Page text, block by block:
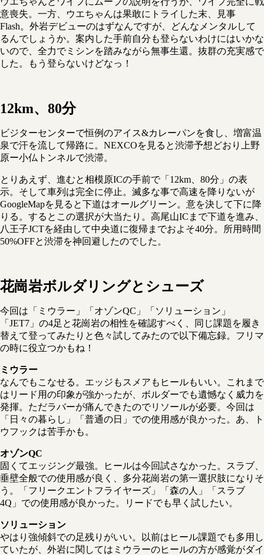
意喪失。一方、ウエちゃんは果敢にトライした末、見事
Flash。外岩デビューのはずなんですが、どんなメンタルして
るんでしょうか。案内した手前自分も登らないわけにはいかな
いので、全力でミシンを踏みながら無事生還。抜群の充実感で
した。もう登らないけどなっ！
12km、80分
ビジターセンターで恒例のアイス&カレーパンを食し、増富温
泉で汗を流して帰路に。NEXCOを見ると渋滞予想どおり上野
原ー小仏トンネルで渋滞。
とりあえず、進むと相模原ICの手前で「12km、80分」の表
示。そして車列は完全に停止。滅多な事で高速を降りないが
GoogleMapを見ると下道はオールグリーン。意を決して下に降
りる。するとこの選択が大当たり。高尾山ICまで下道を進み、
八王子JCTを経由して中央道に復帰までおよそ40分。所用時間
50%OFFと渋滞を神回避したのでした。
花崗岩ボルダリングとシューズ
今回は「ミウラー」「オゾンQC」「ソリューション」
「JET7」の4足と花崗岩の相性を確認すべく、同じ課題を履き
替えて登ってみたりと色々試してみたので以下備忘録。フリマ
の時に役立つかもね！
ミウラー
なんでもこなせる。エッジもスメアもヒールもいい。これまで
はリード用の印象が強かったが、ボルダーでも遺憾なく威力を
発揮。ただラバーが痛んできたのでリソールが必要。今回は
「日々の暮らし」「普通の日」での使用感が良かった。あ、ト
ウフックは苦手かも。
オゾンQC
固くてエッジング最強。ヒールは今回試さなかった。スラブ、
垂壁全般での使用感が良く、多分花崗岩の第一選択肢になりそ
う。「フリークエントフライヤーズ」「森の人」「スラブ
4Q」での使用感が良かった。リードでも早く試したい。
ソリューション
やはり強傾斜での足残りがいい。以前はヒール課題でも多用し
ていたが、外岩に関してはミウラーのヒールの方が感覚がダイ